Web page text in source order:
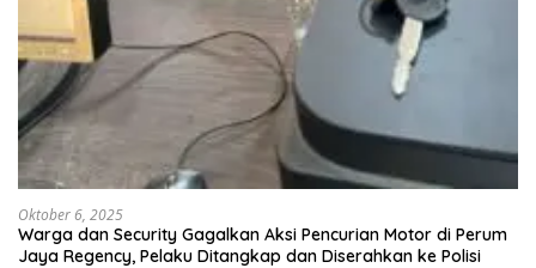
Oktober 6, 2025
Warga dan Security Gagalkan Aksi Pencurian Motor di Perum
Jaya Regency, Pelaku Ditangkap dan Diserahkan ke Polisi